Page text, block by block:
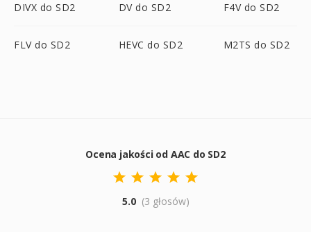
DIVX do SD2 DV do SD2 F4V do SD2
FLV do SD2 HEVC do SD2 M2TS do SD2
Ocena jakości od AAC do SD2
5.0 (3 głosów)